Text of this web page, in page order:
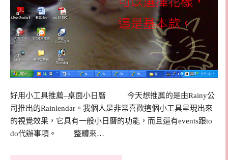
好用小工具推薦–桌面小日曆 今天想推薦的是由Rainy公
司推出的Rainlendar。我個人是非常喜歡這個小工具呈現出來
的視覺效果，它具有一般小日曆的功能，而且還有events跟to
do代辦事項。 整體來…